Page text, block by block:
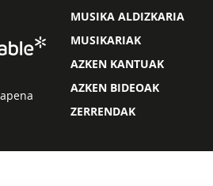
MUSIKA ALDIZKARIA
MUSIKARIAK
AZKEN KANTUAK
AZKEN BIDEOAK
ZERRENDAK